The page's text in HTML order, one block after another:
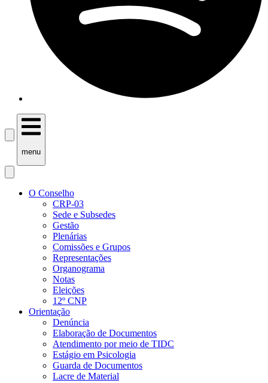
menu
O Conselho
CRP-03
Sede e Subsedes
Gestão
Plenárias
Comissões e Grupos
Representações
Organograma
Notas
Eleições
12º CNP
Orientação
Denúncia
Elaboração de Documentos
Atendimento por meio de TIDC
Estágio em Psicologia
Guarda de Documentos
Lacre de Material